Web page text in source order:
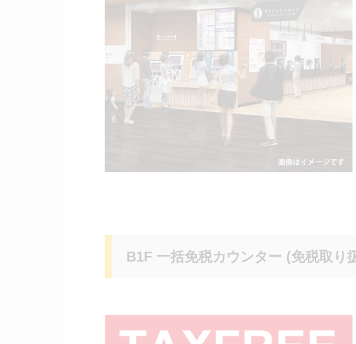
B1F 一括免税カウンター (免税取り